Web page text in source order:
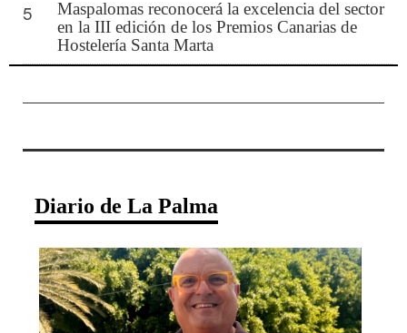
5
Maspalomas reconocerá la excelencia del sector
en la III edición de los Premios Canarias de
Hostelería Santa Marta
Diario de La Palma